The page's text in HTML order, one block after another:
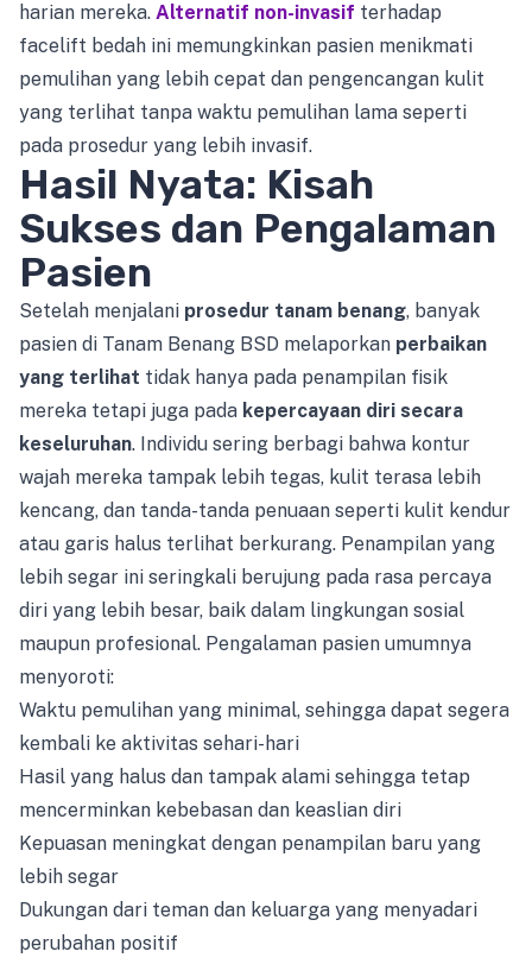
harian mereka. Alternatif non-invasif terhadap
facelift bedah ini memungkinkan pasien menikmati
pemulihan yang lebih cepat dan pengencangan kulit
yang terlihat tanpa waktu pemulihan lama seperti
pada prosedur yang lebih invasif.
Hasil Nyata: Kisah
Sukses dan Pengalaman
Pasien
Setelah menjalani prosedur tanam benang, banyak
pasien di Tanam Benang BSD melaporkan perbaikan
yang terlihat tidak hanya pada penampilan fisik
mereka tetapi juga pada kepercayaan diri secara
keseluruhan. Individu sering berbagi bahwa kontur
wajah mereka tampak lebih tegas, kulit terasa lebih
kencang, dan tanda-tanda penuaan seperti kulit kendur
atau garis halus terlihat berkurang. Penampilan yang
lebih segar ini seringkali berujung pada rasa percaya
diri yang lebih besar, baik dalam lingkungan sosial
maupun profesional. Pengalaman pasien umumnya
menyoroti:
Waktu pemulihan yang minimal, sehingga dapat segera
kembali ke aktivitas sehari-hari
Hasil yang halus dan tampak alami sehingga tetap
mencerminkan kebebasan dan keaslian diri
Kepuasan meningkat dengan penampilan baru yang
lebih segar
Dukungan dari teman dan keluarga yang menyadari
perubahan positif